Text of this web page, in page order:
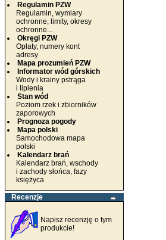
Regulamin PZW
Regulamin, wymiary
ochronne, limity, okresy
ochronne...
Okręgi PZW
Opłaty, numery kont
adresy
Mapa prozumień PZW
Informator wód górskich
Wody i krainy pstrąga
i lipienia
Stan wód
Poziom rzek i zbiorników
zaporowych
Prognoza pogody
Mapa polski
Samochodowa mapa
polski
Kalendarz brań
Kalendarz brań, wschody
i zachody słońca, fazy
księżyca
Recenzje
Napisz recenzję o tym
produkcie!